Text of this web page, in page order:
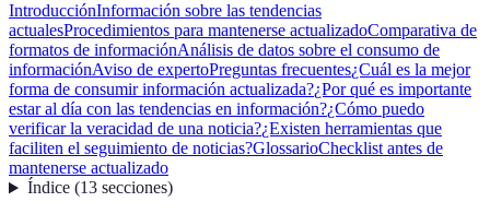
IntroducciónInformación sobre las tendencias
actualesProcedimientos para mantenerse actualizadoComparativa de
formatos de informaciónAnálisis de datos sobre el consumo de
informaciónAviso de expertoPreguntas frecuentes¿Cuál es la mejor
forma de consumir información actualizada?¿Por qué es importante
estar al día con las tendencias en información?¿Cómo puedo
verificar la veracidad de una noticia?¿Existen herramientas que
faciliten el seguimiento de noticias?GlossarioChecklist antes de
mantenerse actualizado
Índice(13 secciones)